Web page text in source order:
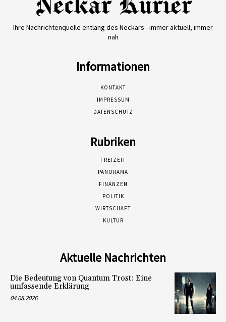
Ihre Nachrichtenquelle entlang des Neckars - immer aktuell, immer
nah
Informationen
KONTAKT
IMPRESSUM
DATENSCHUTZ
Rubriken
FREIZEIT
PANORAMA
FINANZEN
POLITIK
WIRTSCHAFT
KULTUR
Aktuelle Nachrichten
Die Bedeutung von Quantum Trost: Eine
umfassende Erklärung
04.08.2026